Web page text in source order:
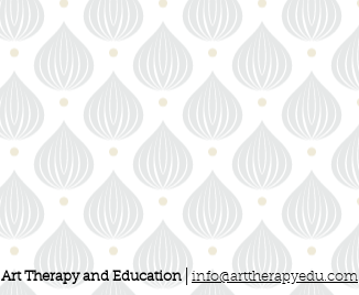
Art Therapy and Education│info@arttherapyedu.com